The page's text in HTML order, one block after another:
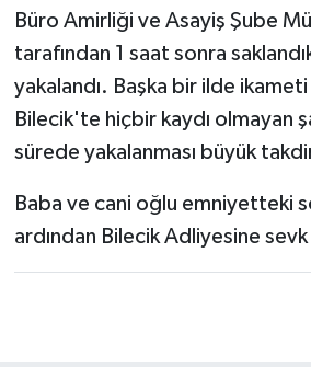
Büro Amirliği ve Asayiş Şube
tarafından 1 saat sonra
yakalandı. Başka bir ilde
Bilecik'te hiçbir kaydı olmayan
sürede yakalanması büyük
Baba ve cani oğlu emniyetteki
ardından Bilecik Adliyesine